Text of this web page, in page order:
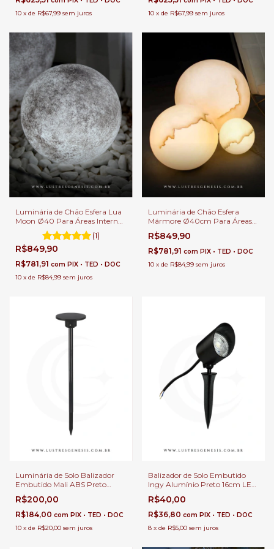
10 x de R$67,99 sem juros
10 x de R$67,99 sem juros
Luminária de Chão Esfera Lua
Moon Ø40 Para Áreas Internas
e Externas.
(1)
R$849,90
R$781,91 com PIX • TED • DOC
10 x de R$84,99 sem juros
Luminária de Chão Esfera
Mármore Ø40cm Para Áreas
Internas e Externas.
R$849,90
R$781,91 com PIX • TED • DOC
10 x de R$84,99 sem juros
Luminária de Solo Balizador
Embutido Mali ABS Preto
7,38m LED Integrado 12W
1200Lm Para Paisagem e
Jardim
R$200,00
R$184,00 com PIX • TED • DOC
10 x de R$20,00 sem juros
Balizador de Solo Embutido
Ingy Alumínio Preto 16cm LED
Integrado 5w 80Lm Bivolt
Para Jardim, Fachada e
Passagem
R$40,00
R$36,80 com PIX • TED • DOC
8 x de R$5,00 sem juros